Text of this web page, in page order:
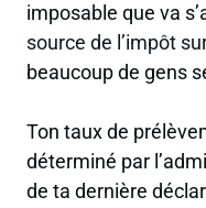
imposable que va
source de l’impôt
beaucoup de gens
Ton taux de
déterminé par
de ta dernière